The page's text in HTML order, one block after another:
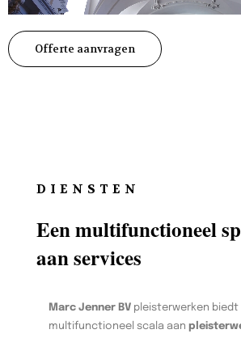
Offerte aanvragen
DIENSTEN
Een multifunctioneel
aan services
Marc Jenner BV pleisterwerken biedt
multifunctioneel scala aan